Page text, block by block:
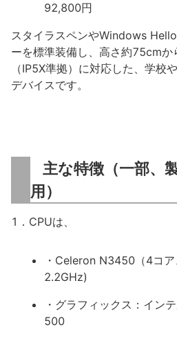
92,800円
スタイラスペンやWindows
ーを標準装備し、高さ約75cm
（IP5X準拠）に対応した、学校
デバイスです。
主な特徴（一部、
用）
1．CPUは、
・Celeron N3450（4コ
2.2GHz)
・グラフィックス：イン
500